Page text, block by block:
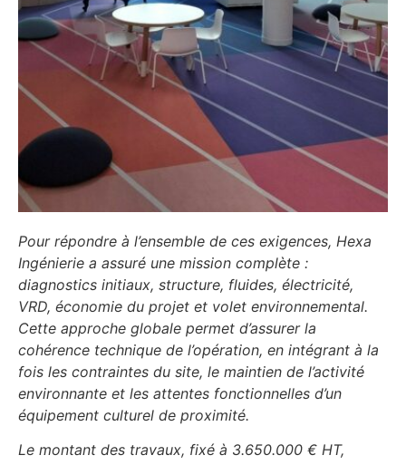
Pour répondre à l’ensemble de ces exigences, Hexa
Ingénierie a assuré une mission complète :
diagnostics initiaux, structure, fluides, électricité,
VRD, économie du projet et volet environnemental.
Cette approche globale permet d’assurer la
cohérence technique de l’opération, en intégrant à la
fois les contraintes du site, le maintien de l’activité
environnante et les attentes fonctionnelles d’un
équipement culturel de proximité.
Le montant des travaux, fixé à 3.650.000 € HT,